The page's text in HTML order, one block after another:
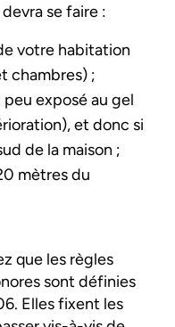
se faire :
votre habitation
chambres) ;
exposé au gel
et donc si
de la maison ;
mètres du
que les règles
sont définies
Elles fixent les